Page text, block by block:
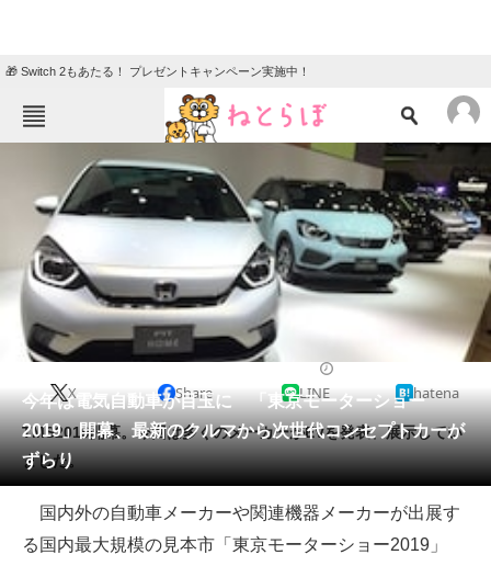
🎁 Switch 2もあたる！ プレゼントキャンペーン実施中！
ニュース
エンタメ クイズ
グルメ 地域
住まい 教育・育児
動物 リサーチ
会員記事
メディア
注目記事を集めた総合ページ
ITの今と未来を見通す
今年は電気自動車が目玉に 「東京モーターショー
2019」開幕、最新のクルマから次世代コンセプトカーが
ずらり
X Share LINE hatena
TMS2019開幕。今回は多くのメーカーがEVを発表、展示してい
ました。
国内外の自動車メーカーや関連機器メーカーが出展す
る国内最大規模の見本市「東京モーターショー2019」